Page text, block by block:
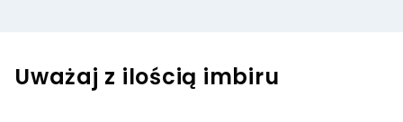
Uważaj z ilością imbiru